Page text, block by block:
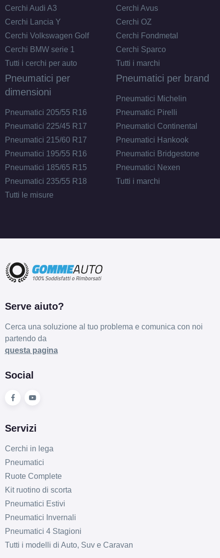
SPARCO Sparco Ff3
Matt Black 5 fori 18"
8X18 ET45 5x112
Disponibile
SPARCO Sparco Ff3
Matt Blue 5 fori 18"
SPARCO Sparco Ff3
Matt Black 5 fori 18"
8X18 ET45 5x114.3
8X18 ET45 5x114.3
Foro centrale: 73mm
SPARCO Sparco Ff3
Matt Blue 5 fori 18"
8X18 ET45 5x114.3
Disponibile
SPARCO Sparco Ff3
Matt Black 5 fori 18"
Foro centrale: 72.6mm
Disponibile
SPARCO Sparco Ff3
Matt Black 5 fori 18"
SPARCO Sparco Ff3
Cerchi Audi A3
Cerchi Lancia Y
Cerchi Volkswagen Golf
Cerchi BMW serie 1
Tutti i cerchi per auto
Cerchi Avus
Cerchi OZ
Cerchi Fondmetal
Cerchi Sparco
Tutti i marchi
Pneumatici per
dimensioni
Pneumatici 205/55 R16
Pneumatici 225/45 R17
Pneumatici 215/60 R17
Pneumatici 195/55 R16
Pneumatici 185/65 R15
Pneumatici 235/55 R18
Tutti le misure
Pneumatici per brand
Pneumatici Michelin
Pneumatici Pirelli
Pneumatici Continental
Pneumatici Hankook
Pneumatici Bridgestone
Pneumatici Nexen
Tutti i marchi
Serve aiuto?
Cerca una soluzione al tuo problema e comunica con noi
partendo da
questa pagina
Social
Servizi
Cerchi in lega
Pneumatici
Ruote Complete
Kit ruotino di scorta
Pneumatici Estivi
Pneumatici Invernali
Pneumatici 4 Stagioni
Tutti i modelli di Auto, Suv e Caravan